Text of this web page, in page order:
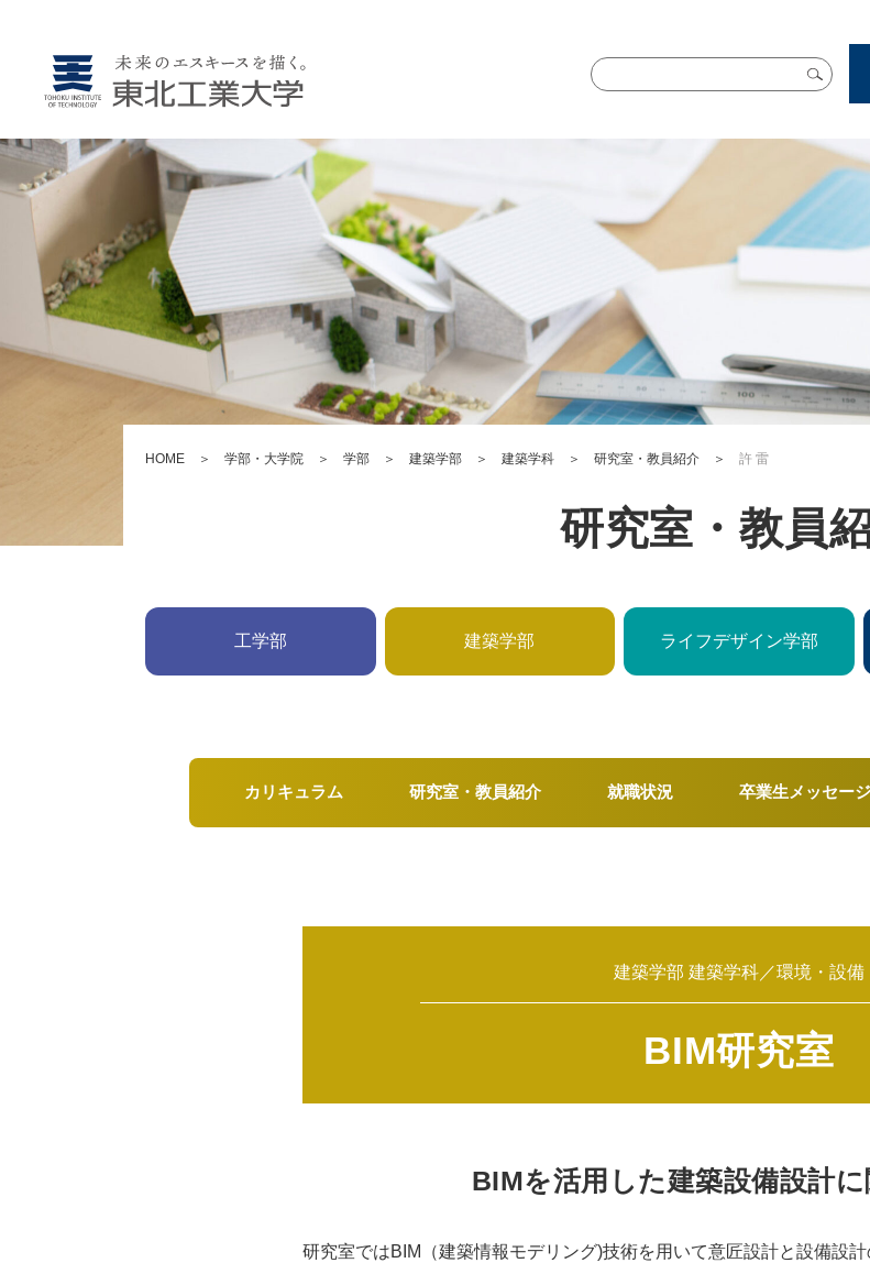
HOME ＞ 学部・大学院 ＞ 学部 ＞ 建築学部 ＞ 建築学科 ＞ 研究室・教員紹介 ＞ 許 雷
研究室・教員
工学部 建築学部 ライフデザイン学部
カリキュラム 研究室・教員紹介 就職状況 卒業生メッセージ
建築学部 建築学科／環境・設備
BIM研究室
BIMを活用した建築設備設計
研究室ではBIM（建築情報モデリング)技術を用いて意匠設計と設備設